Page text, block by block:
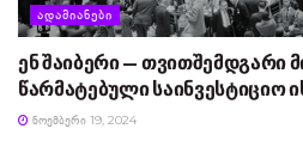
ᲐᲓᲐᲛᲘᲐᲜᲔᲑᲘ
ენ შაიბერი — თვითშემდგარი
წარმატებული საინვესტიციო
ᲜᲝᲔᲛᲑᲔᲠᲘ 19, 2024